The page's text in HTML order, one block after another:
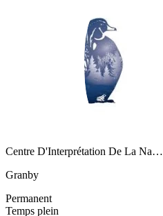
Centre D'Interprétation De La Na…
Granby
Permanent
Temps plein